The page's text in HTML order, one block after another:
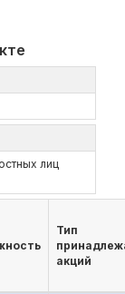
лиц
Тип
акций